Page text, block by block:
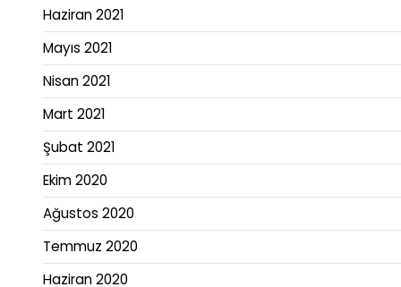
Haziran 2021
Mayıs 2021
Nisan 2021
Mart 2021
Şubat 2021
Ekim 2020
Ağustos 2020
Temmuz 2020
Haziran 2020